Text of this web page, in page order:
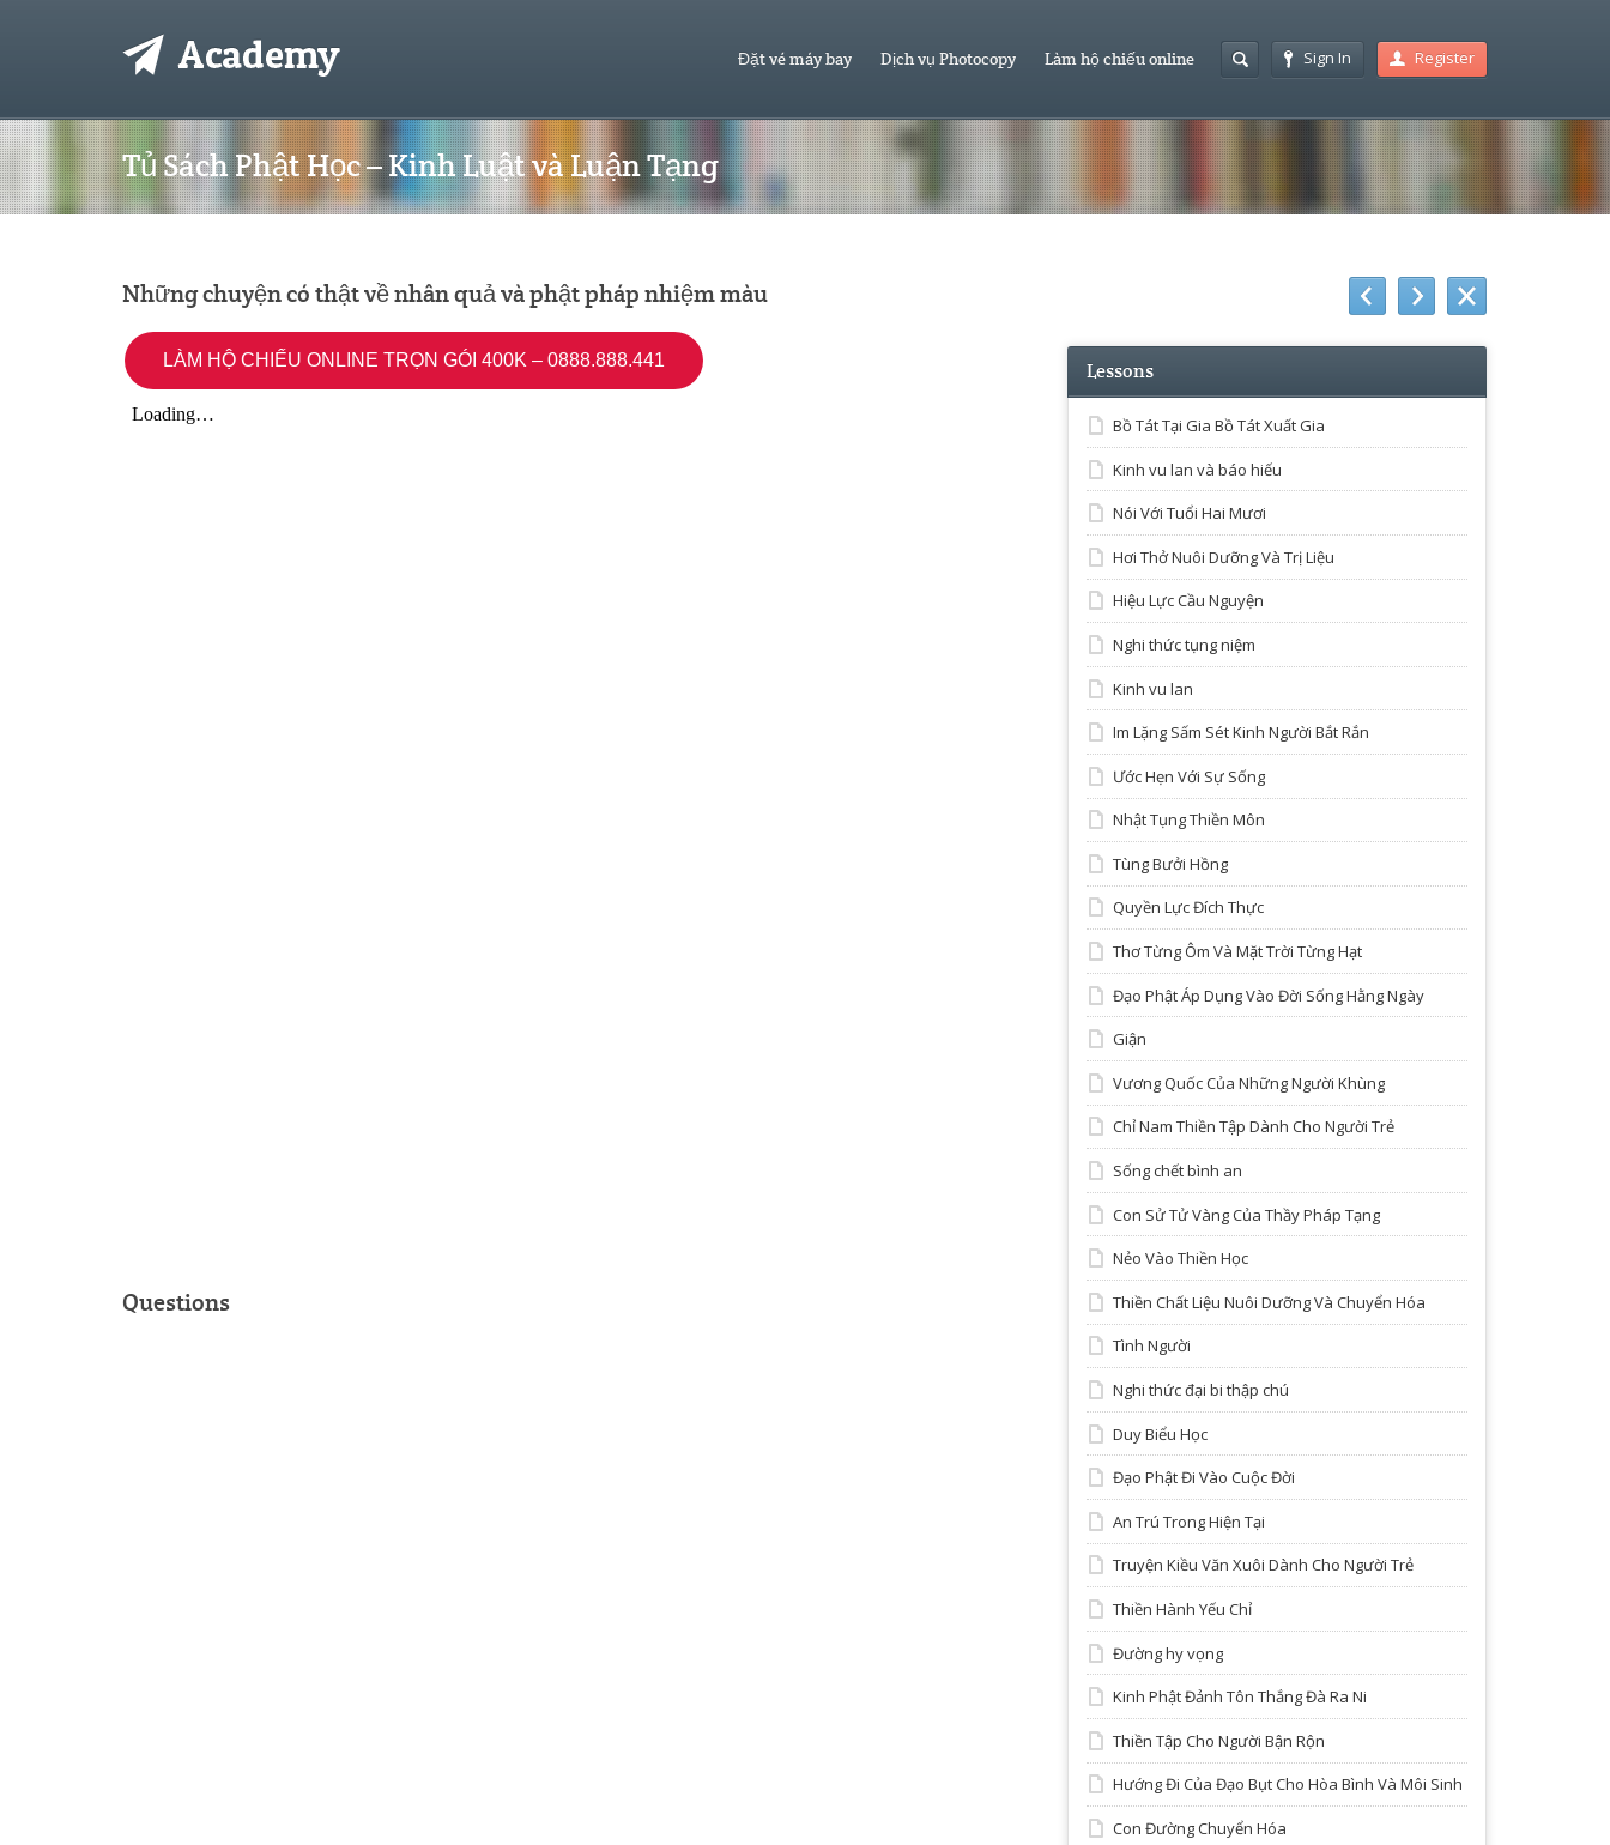
Sign In Register
Đặt vé máy bay Dịch vụ Photocopy Làm hộ chiếu online
Tủ Sách Phật Học – Kinh Luật và Luận Tạng
Những chuyện có thật về nhân quả và phật pháp nhiệm màu
LÀM HỘ CHIẾU ONLINE TRỌN GÓI 400K – 0888.888.441
Questions
Lessons
Bồ Tát Tại Gia Bồ Tát Xuất Gia
Kinh vu lan và báo hiếu
Nói Với Tuổi Hai Mươi
Hơi Thở Nuôi Dưỡng Và Trị Liệu
Hiệu Lực Cầu Nguyện
Nghi thức tụng niệm
Kinh vu lan
Im Lặng Sấm Sét Kinh Người Bắt Rắn
Ước Hẹn Với Sự Sống
Nhật Tụng Thiền Môn
Tùng Bưởi Hồng
Quyền Lực Đích Thực
Thơ Từng Ôm Và Mặt Trời Từng Hạt
Đạo Phật Áp Dụng Vào Đời Sống Hằng Ngày
Giận
Vương Quốc Của Những Người Khùng
Chỉ Nam Thiền Tập Dành Cho Người Trẻ
Sống chết bình an
Con Sử Tử Vàng Của Thầy Pháp Tạng
Nẻo Vào Thiền Học
Thiền Chất Liệu Nuôi Dưỡng Và Chuyển Hóa
Tình Người
Nghi thức đại bi thập chú
Duy Biểu Học
Đạo Phật Đi Vào Cuộc Đời
An Trú Trong Hiện Tại
Truyện Kiều Văn Xuôi Dành Cho Người Trẻ
Thiền Hành Yếu Chỉ
Đường hy vọng
Kinh Phật Đảnh Tôn Thắng Đà Ra Ni
Thiền Tập Cho Người Bận Rộn
Hướng Đi Của Đạo Bụt Cho Hòa Bình Và Môi Sinh
Con Đường Chuyển Hóa